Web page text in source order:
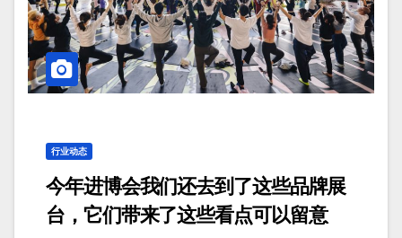
行业动态
今年进博会我们还去到了这些品牌展
台，它们带来了这些看点可以留意